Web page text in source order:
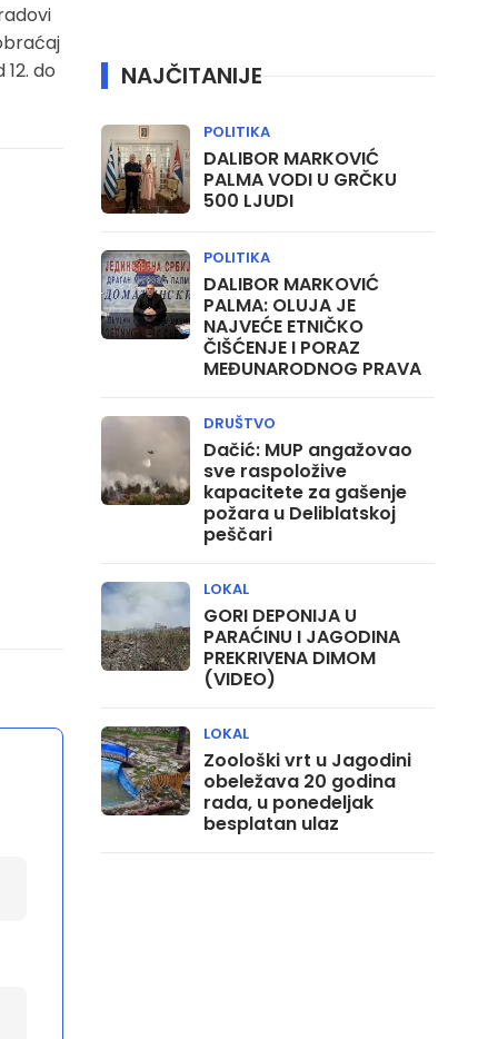
do
NAJČITANIJE
DALIBOR MARKOVIĆ
PALMA VODI U GRČKU
500 LJUDI
POLITIKA
DALIBOR MARKOVIĆ
PALMA: OLUJA JE
NAJVEĆE ETNIČKO
ČIŠĆENJE I PORAZ
MEĐUNARODNOG PRAVA
POLITIKA
Dačić: MUP angažovao
sve raspoložive
kapacitete za gašenje
požara u Deliblatskoj
peščari
DRUŠTVO
GORI DEPONIJA U
PARAĆINU I JAGODINA
PREKRIVENA DIMOM
(VIDEO)
LOKAL
Zoološki vrt u Jagodini
obeležava 20 godina
rada, u ponedeljak
besplatan ulaz
LOKAL